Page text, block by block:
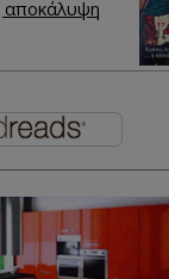
αποκάλυψη